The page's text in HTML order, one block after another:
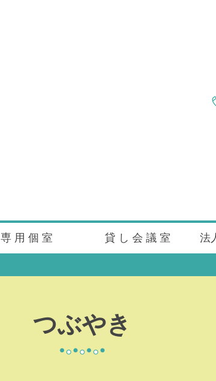
専 用 個 室 貸 し 会 議 室 法
つぶやき